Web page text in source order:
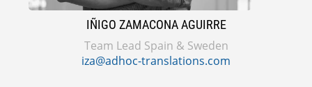
IÑIGO ZAMACONA AGUIRRE
Team Lead Spain & Sweden
iza@adhoc-translations.com